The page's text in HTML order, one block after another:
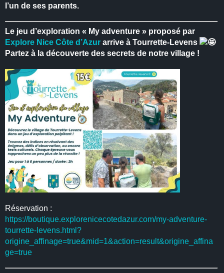
l’un de ses parents.
Le jeu d’exploration « My adventure » proposé par
Explore Nice Côte d’Azur arrive à Tourrette-Levens
Partez à la découverte des secrets de notre village !
Réservation :
https://boutique.explorenicecotedazur.com/my-adventure-
tourrette-levens.html?
origine_affinage=true&mid=1&action=result&origine_affina
ge=true